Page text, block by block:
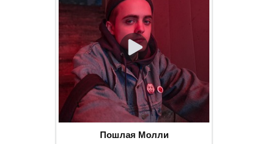
Пошлая Молли